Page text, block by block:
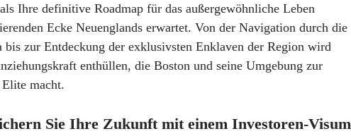
Ihre definitive Roadmap für das außergewöhnliche Leben
Ecke Neuenglands erwartet. Von der Navigation durch die
zur Entdeckung der exklusivsten Enklaven der Region wird
enthüllen, die Boston und seine Umgebung zur
macht.
Sie Ihre Zukunft mit einem Investoren-Visum